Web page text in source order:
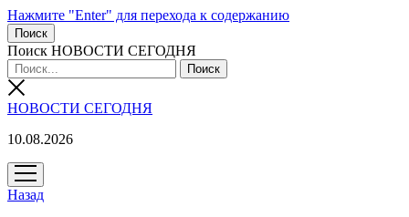
Нажмите "Enter" для перехода к содержанию
Поиск
Поиск НОВОСТИ СЕГОДНЯ
НОВОСТИ СЕГОДНЯ
10.08.2026
открыть
меню
Назад